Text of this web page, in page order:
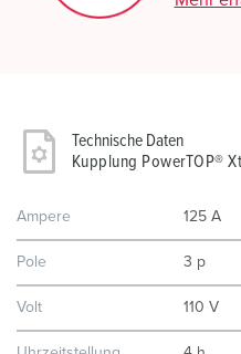
Technische Daten
Kupplung PowerTOP®
Ampere 125 A
Pole 3 p
Volt 110 V